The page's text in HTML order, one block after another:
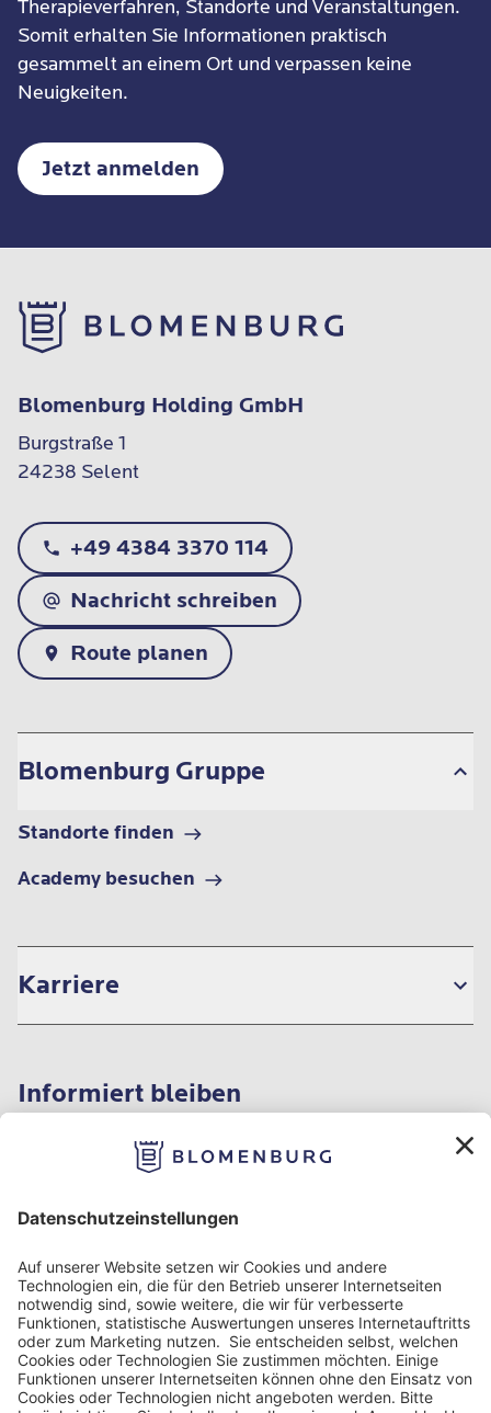
Therapieverfahren, Standorte und Veranstaltungen.
Somit erhalten Sie Informationen praktisch
gesammelt an einem Ort und verpassen keine
Neuigkeiten.
Jetzt anmelden
Blomenburg Holding GmbH
Burgstraße 1
24238 Selent
+49 4384 3370 114
Nachricht schreiben
Route planen
Blomenburg Gruppe
Standorte finden
Academy besuchen
Karriere
Informiert bleiben
Impressum
Datenschutzinformation
Nutzungsbedingungen